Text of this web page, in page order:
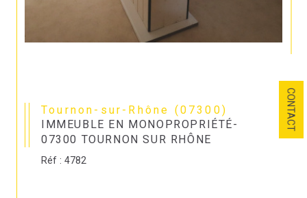
CONTACT
Tournon-sur-Rhône (07300)
IMMEUBLE EN MONOPROPRIÉTÉ-
07300 TOURNON SUR RHÔNE
Réf : 4782